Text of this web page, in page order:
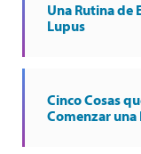
Una Rutina de
Lupus
Cinco Cosas
Comenzar una